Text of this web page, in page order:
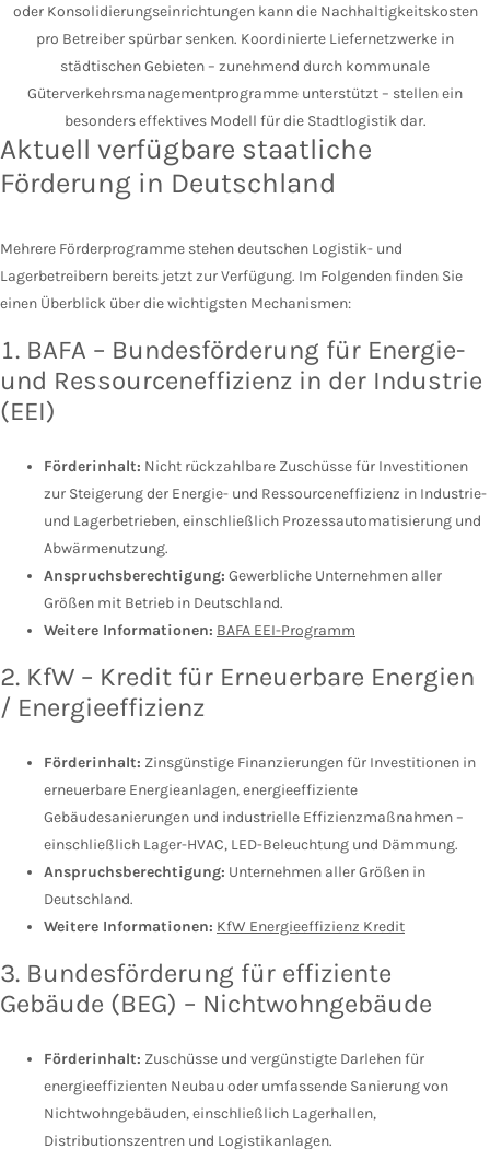
oder Konsolidierungseinrichtungen kann die Nachhaltigkeitskosten
pro Betreiber spürbar senken. Koordinierte Liefernetzwerke in
städtischen Gebieten – zunehmend durch kommunale
Güterverkehrsmanagementprogramme unterstützt – stellen ein
besonders effektives Modell für die Stadtlogistik dar.
Aktuell verfügbare staatliche
Förderung in Deutschland
Mehrere Förderprogramme stehen deutschen Logistik- und
Lagerbetreibern bereits jetzt zur Verfügung. Im Folgenden finden Sie
einen Überblick über die wichtigsten Mechanismen:
1. BAFA – Bundesförderung für Energie-
und Ressourceneffizienz in der Industrie
(EEI)
Förderinhalt: Nicht rückzahlbare Zuschüsse für Investitionen
zur Steigerung der Energie- und Ressourceneffizienz in Industrie-
und Lagerbetrieben, einschließlich Prozessautomatisierung und
Abwärmenutzung.
Anspruchsberechtigung: Gewerbliche Unternehmen aller
Größen mit Betrieb in Deutschland.
Weitere Informationen: BAFA EEI-Programm
2. KfW – Kredit für Erneuerbare Energien
/ Energieeffizienz
Förderinhalt: Zinsgünstige Finanzierungen für Investitionen in
erneuerbare Energieanlagen, energieeffiziente
Gebäudesanierungen und industrielle Effizienzmaßnahmen –
einschließlich Lager-HVAC, LED-Beleuchtung und Dämmung.
Anspruchsberechtigung: Unternehmen aller Größen in
Deutschland.
Weitere Informationen: KfW Energieeffizienz Kredit
3. Bundesförderung für effiziente
Gebäude (BEG) – Nichtwohngebäude
Förderinhalt: Zuschüsse und vergünstigte Darlehen für
energieeffizienten Neubau oder umfassende Sanierung von
Nichtwohngebäuden, einschließlich Lagerhallen,
Distributionszentren und Logistikanlagen.